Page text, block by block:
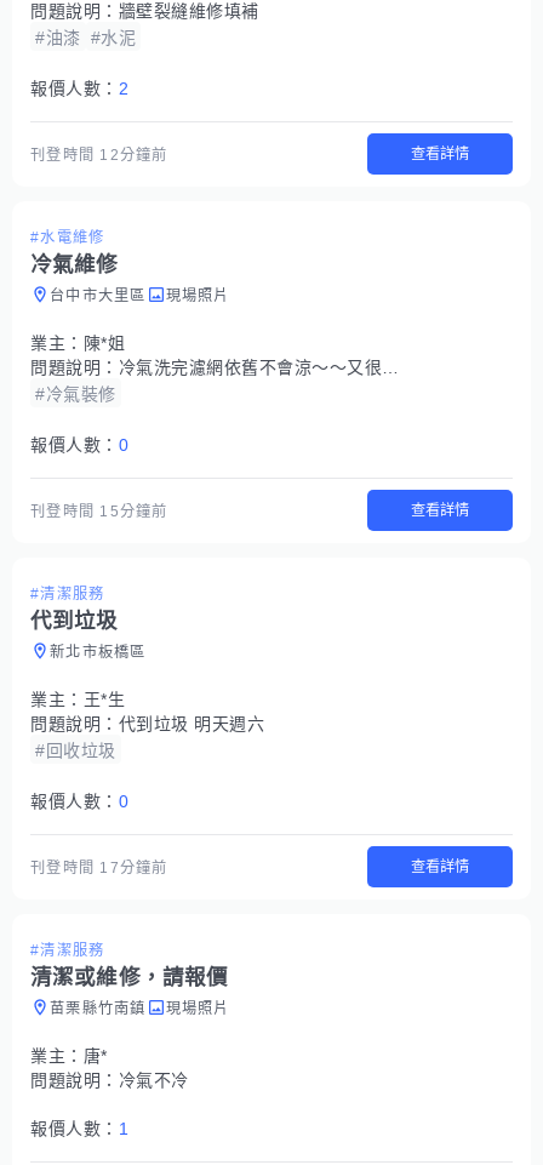
問題說明： 牆壁裂縫維修填補
#油漆 #水泥
報價人數： 2
刊登時間 12分鐘前 查看詳情
#水電維修
冷氣維修
台中市大里區 現場照片
業主： 陳*姐
問題說明： 冷氣洗完濾網依舊不會涼～～又很耗電
#冷氣裝修
報價人數： 0
刊登時間 15分鐘前 查看詳情
#清潔服務
代到垃圾
新北市板橋區
業主： 王*生
問題說明： 代到垃圾 明天週六
#回收垃圾
報價人數： 0
刊登時間 17分鐘前 查看詳情
#清潔服務
清潔或維修，請報價
苗栗縣竹南鎮 現場照片
業主： 唐*
問題說明： 冷氣不冷
報價人數： 1